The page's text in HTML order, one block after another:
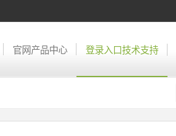
官网产品中心 登录入口技术支持